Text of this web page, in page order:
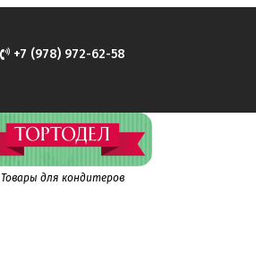
+7 (978) 972-62-58
Товары для кондитеров